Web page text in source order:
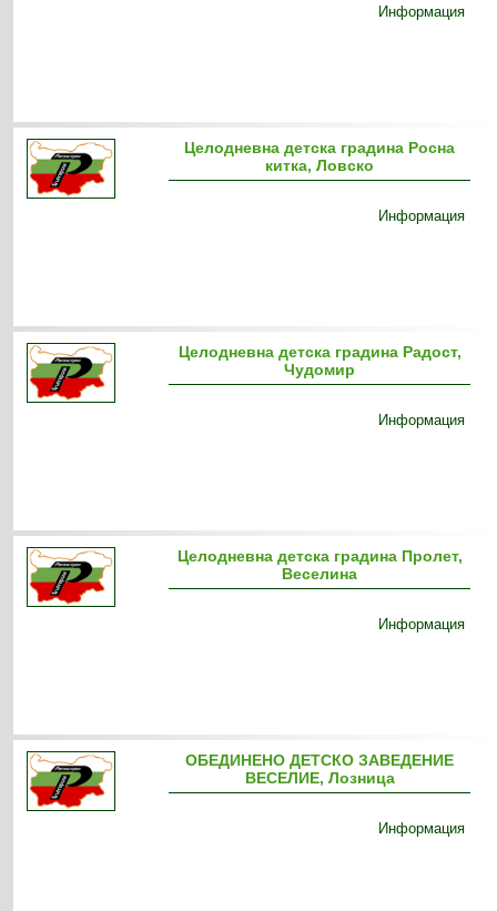
Информация
Целодневна детска градина Росна
китка, Ловско
Информация
Целодневна детска градина Радост,
Чудомир
Информация
Целодневна детска градина Пролет,
Веселина
Информация
ОБЕДИНЕНО ДЕТСКО ЗАВЕДЕНИЕ
ВЕСЕЛИЕ, Лозница
Информация